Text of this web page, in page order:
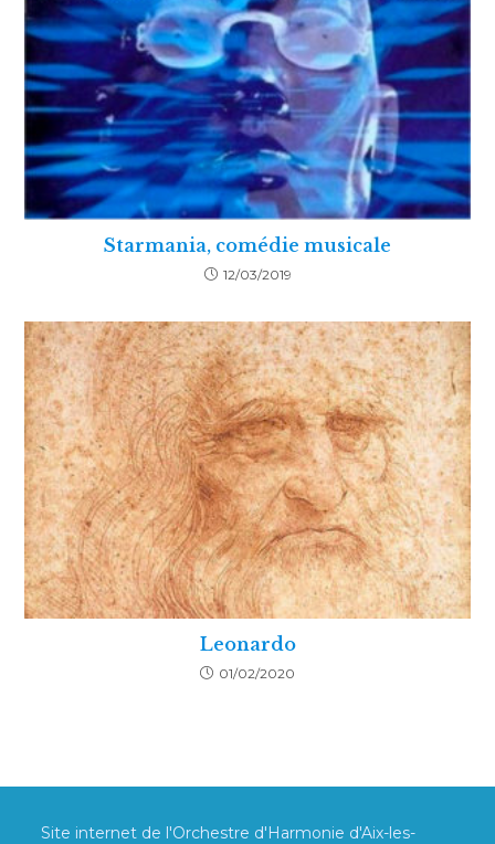
Starmania, comédie musicale
12/03/2019
Leonardo
01/02/2020
Site internet de l'Orchestre d'Harmonie d'Aix-les-